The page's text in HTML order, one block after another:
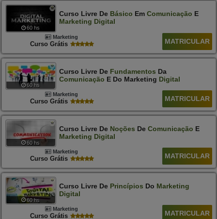
60 hs
Curso Livre De Básico Em Comunicação E
Marketing Digital
Marketing
Curso Grátis MATRICULAR
60 hs
Curso Livre De Fundamentos Da
Comunicação E Do Marketing Digital
Marketing
Curso Grátis MATRICULAR
60 hs
Curso Livre De Noções De Comunicação E
Marketing Digital
Marketing
Curso Grátis MATRICULAR
60 hs
Curso Livre De Princípios Do Marketing
Digital
Marketing
Curso Grátis MATRICULAR